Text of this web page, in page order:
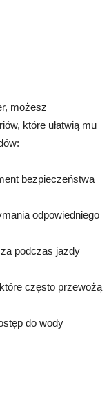
możesz
które ułatwią mu
bezpieczeństwa
odpowiedniego
podczas jazdy
często przewożą
do wody